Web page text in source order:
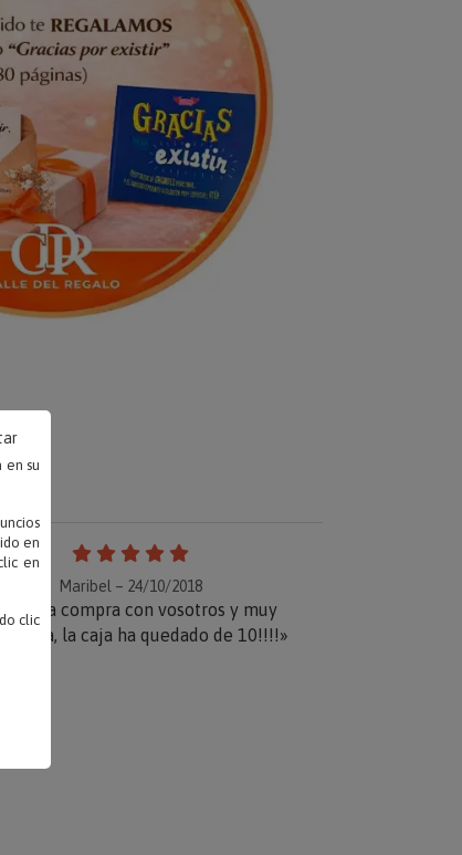
Maribel – 24/10/2018
compra con vosotros y muy
la caja ha quedado de 10!!!!»
en su
en
en
clic